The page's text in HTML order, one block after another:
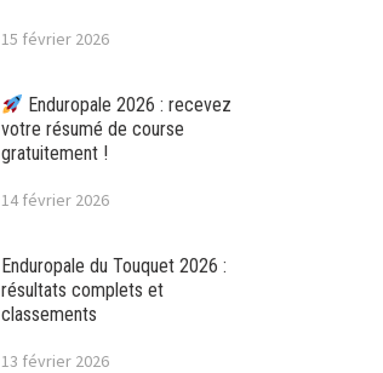
15 février 2026
Enduropale 2026 : recevez
votre résumé de course
gratuitement !
14 février 2026
Enduropale du Touquet 2026 :
résultats complets et
classements
13 février 2026